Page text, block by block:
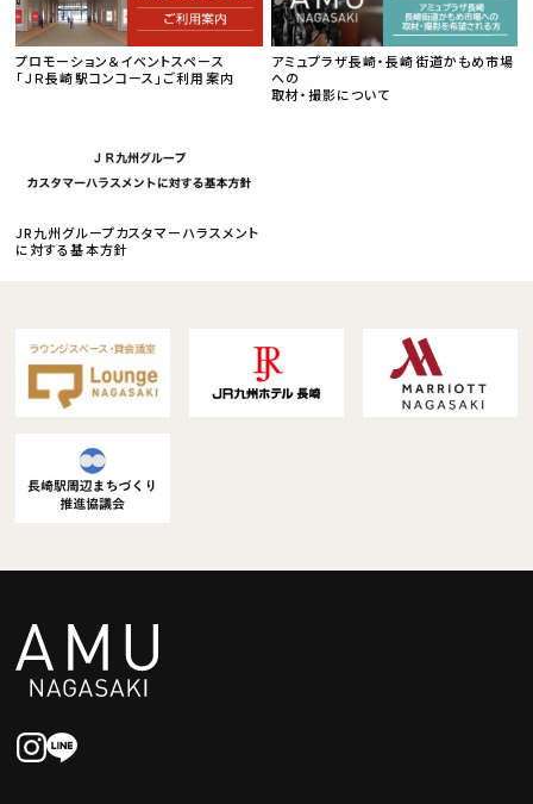
プロモーション＆イベントスペース
「ＪＲ長崎駅コンコース」ご利用案内
アミュプラザ長崎・長崎街道かもめ市場
への
取材・撮影について
JR九州グループカスタマーハラスメント
に対する基本方針